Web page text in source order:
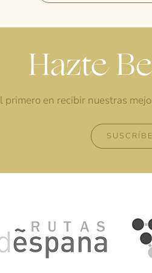
Hazte
primero en recibir nuestras